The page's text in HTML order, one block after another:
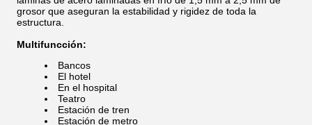
grosor que aseguran la estabilidad y rigidez de toda la
estructura.
Multifuncción:
Bancos
El hotel
En el hospital
Teatro
Estación de tren
Estación de metro